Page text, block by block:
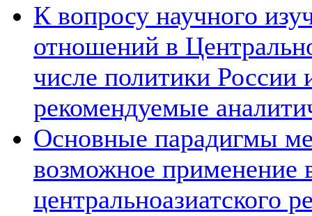
К вопросу научного
отношений в
числе политики России
рекомендуемые
Основные парадигмы
возможное применение
центральноазиатского